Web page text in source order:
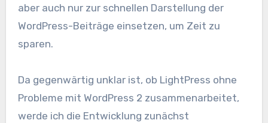
aber auch nur zur schnellen Darstellung der
WordPress-Beiträge einsetzen, um Zeit zu
sparen.
Da gegenwärtig unklar ist, ob LightPress ohne
Probleme mit WordPress 2 zusammenarbeitet,
werde ich die Entwicklung zunächst